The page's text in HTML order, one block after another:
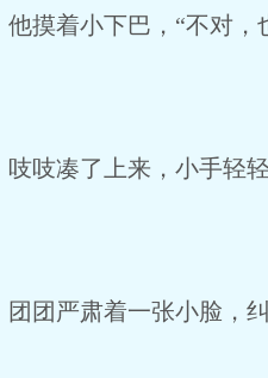
摸着小下巴，“不对，
吱凑了上来，小手轻
团严肃着一张小脸，